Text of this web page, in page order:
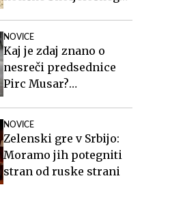
NOVICE
Kaj je zdaj znano o
nesreči predsednice
Pirc Musar?
NOVICE
Zelenski gre v Srbijo:
Moramo jih potegniti
stran od ruske strani